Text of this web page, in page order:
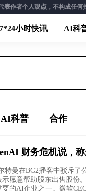
表作者个人观点，不构成任
7*24小时快讯 AI科
AI科普 合作
财务危机说，
特曼在BG2播客中驳斥
愿意帮助股东出售股份
的AI企业之一。微软